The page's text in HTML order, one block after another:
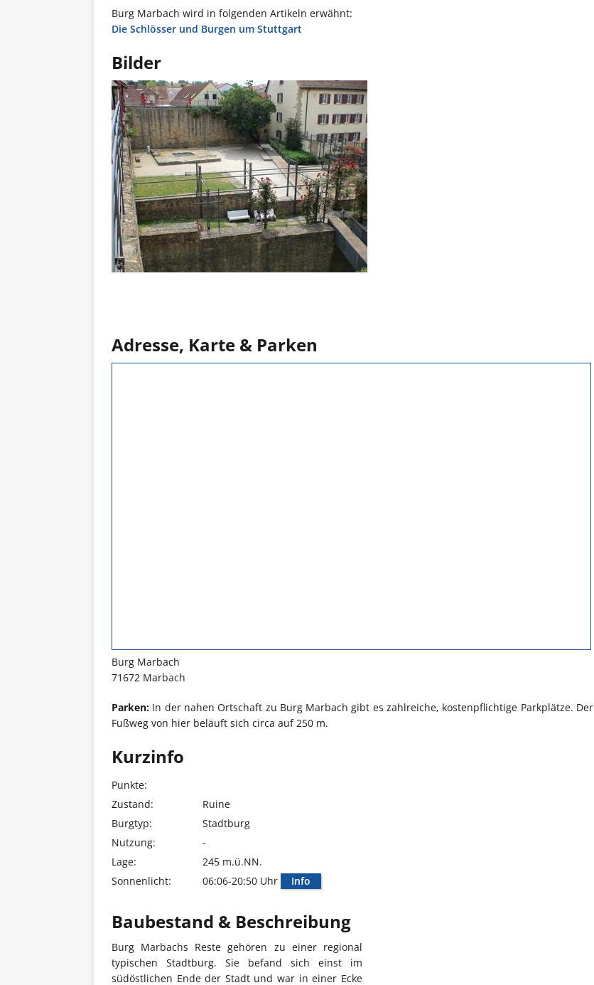
Burg Marbach wird in folgenden Artikeln erwähnt:
Die Schlösser und Burgen um Stuttgart
Bilder
Adresse, Karte & Parken
Burg Marbach
71672 Marbach
Parken: In der nahen Ortschaft zu Burg Marbach gibt es zahlreiche, kostenpflichtige Parkplätze. Der
Fußweg von hier beläuft sich circa auf 250 m.
Kurzinfo
Punkte:
Zustand:
Ruine
Burgtyp:
Stadtburg
Nutzung:
-
Lage:
245 m.ü.NN.
Sonnenlicht:
06:06-20:50 Uhr Info
Baubestand & Beschreibung
Burg Marbachs Reste gehören zu einer regional
typischen Stadtburg. Sie befand sich einst im
südöstlichen Ende der Stadt und war in einer Ecke